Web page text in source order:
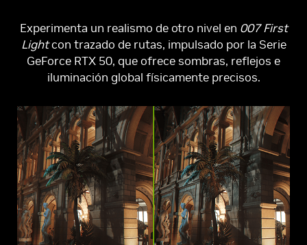
Experimenta un realismo de otro nivel en 007 First
Lightcon trazado de rutas, impulsado por la Serie
GeForce RTX 50, que ofrece sombras, reflejos e
iluminación global físicamente precisos.